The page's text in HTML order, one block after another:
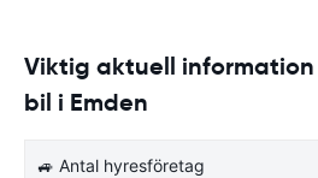
Viktig aktuell
bil i Emden
🚙 Antal hyresföretag